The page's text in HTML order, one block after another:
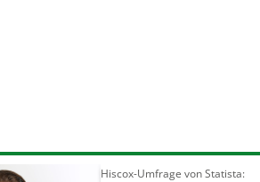
Hiscox-Umfrage von Statista: